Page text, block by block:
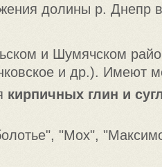
долины р. Днепр
и Шумячском
и др.). Имеют
кирпичных глин и
"Мох",